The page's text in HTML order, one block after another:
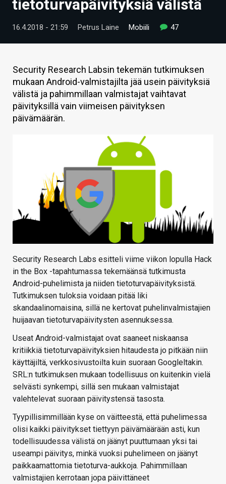
VIDEOT
TECHBBS
TIETOA
HINTA.FI
KAUPPA
tietoturvapäivityksiä välistä
16.4.2018 - 21:59 Petrus Laine Mobiili 47
Security Research Labsin tekemän tutkimuksen
mukaan Android-valmistajilta jää usein päivityksiä
välistä ja pahimmillaan valmistajat vaihtavat
päivityksillä vain viimeisen päivityksen
päivämäärän.
Security Research Labs esitteli viime viikon lopulla Hack
in the Box -tapahtumassa tekemäänsä tutkimusta
Android-puhelimista ja niiden tietoturvapäivityksistä.
Tutkimuksen tuloksia voidaan pitää liki
skandaalinomaisina, sillä ne kertovat puhelinvalmistajien
huijaavan tietoturvapäivitysten asennuksessa.
Useat Android-valmistajat ovat saaneet niskaansa
kritiikkiä tietoturvapäivityksien hitaudesta jo pitkään niin
käyttäjiltä, verkkosivustoilta kuin suoraan Googleltakin.
SRL:n tutkimuksen mukaan todellisuus on kuitenkin vielä
selvästi synkempi, sillä sen mukaan valmistajat
valehtelevat suoraan päivitystensä tasosta.
Tyypillisimmillään kyse on väitteestä, että puhelimessa
olisi kaikki päivitykset tiettyyn päivämäärään asti, kun
todellisuudessa välistä on jäänyt puuttumaan yksi tai
useampi päivitys, minkä vuoksi puhelimeen on jäänyt
paikkaamattomia tietoturva-aukkoja. Pahimmillaan
valmistajien kerrotaan jopa päivittäneet